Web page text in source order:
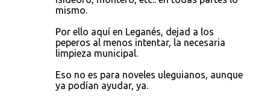
mismo.
Por ello aquí en Leganés, dejad a los
peperos al menos intentar, la necesaria
limpieza municipal.
Eso no es para noveles uleguianos, aunque
ya podían ayudar, ya.